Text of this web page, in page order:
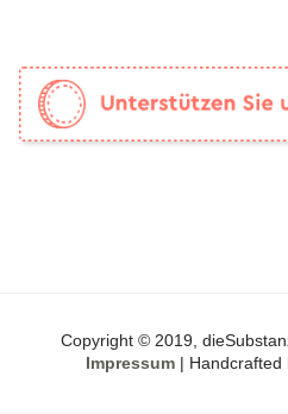
Copyright © 2019,
Impressum| Handcrafted